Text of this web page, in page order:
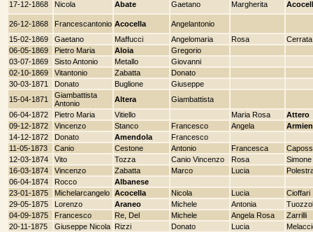
17-12-1868
Nicola Abate Gaetano Margherita
26-12-1868 Francescantonio Acocella
Angelantonio
15-02-1869
Gaetano Maffucci Angelomaria Rosa
Cerrata
06-05-1869
Pietro Maria Aloia
Gregorio
03-07-1869
Sisto Antonio Metallo
Giovanni
02-10-1869
Vitantonio Zabatta
Donato
30-03-1871
Donato Buglione
Giuseppe
15-04-1871
Giambattista
Antonio
Altera
Giambattista
06-04-1872
Pietro Maria Vitiello Maria Rosa
Attero
09-12-1872
Vincenzo Stanco Francesco Angela
14-12-1872
Donato Amendola
Francesco
11-05-1873
Canio Cestone Antonio Francesca
12-03-1874
Vito Tozza Canio Vincenzo Rosa
Simone
16-03-1874
Vincenzo Zabatta Marco Lucia
06-04-1874
Rocco
Albanese
23-01-1875
Michelarcangelo Acocella Nicola Lucia
Cioffari
29-05-1875
Lorenzo Araneo Michele Antonia
04-09-1875
Francesco Re, Del Michele Angela Rosa
Zarrilli
20-11-1875
Giuseppe Nicola Rizzi Donato Lucia